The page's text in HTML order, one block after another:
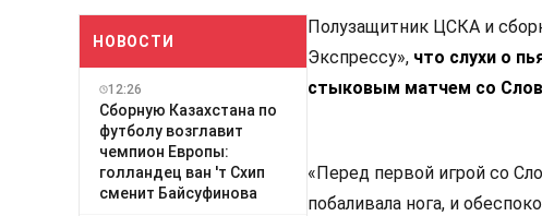
НОВОСТИ
12:26
Сборную Казахстана по
футболу возглавит
чемпион Европы:
голландец ван 'т Схип
сменит Байсуфинова
Полузащитник ЦСКА и
Экспрессу», что слухи о
стыковым матчем со
«Перед первой игрой со
побаливала нога, и